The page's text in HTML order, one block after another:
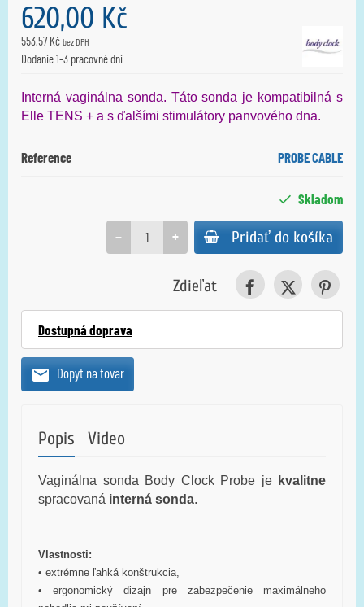
620,00 Kč
553,57 Kč bez DPH
Dodanie 1-3 pracovné dni
Interná vaginálna sonda. Táto sonda je kompatibilná s
Elle TENS + a s ďalšími stimulátory panvového dna.
Reference PROBE CABLE
Skladom
+
− Pridať do košíka
Zdieľat
Dostupná doprava
Dopyt na tovar
Popis Video
Vaginálna sonda Body Clock Probe je kvalitne
spracovaná interná sonda.
Vlastnosti:
• extrémne ľahká konštrukcia,
• ergonomický dizajn pre zabezpečenie maximálneho